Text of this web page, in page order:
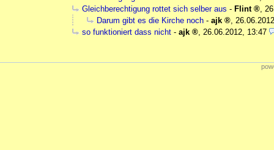
Gleichberechtigung rottet sich selber aus - Flint ,
Darum gibt es die Kirche noch - ajk ,
so funktioniert dass nicht - ajk , 26.06.2012, 13:47